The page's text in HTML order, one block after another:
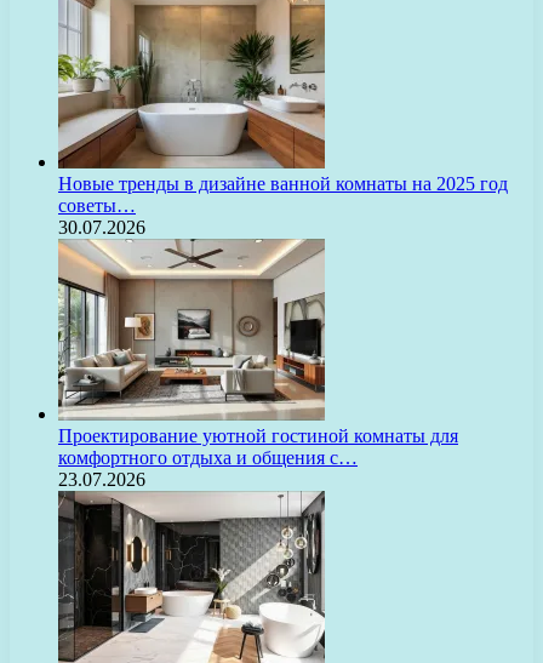
Новые тренды в дизайне ванной комнаты на 2025 год
советы…
30.07.2026
Проектирование уютной гостиной комнаты для
комфортного отдыха и общения с…
23.07.2026